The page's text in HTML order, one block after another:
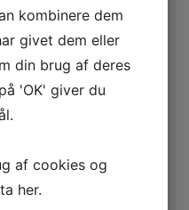
niveau for
til ½ måneds
og i vores øjne, det
få.
Se hvad salæret
kombinere dem
givet dem eller
din brug af deres
'OK' giver du
af cookies og
her.